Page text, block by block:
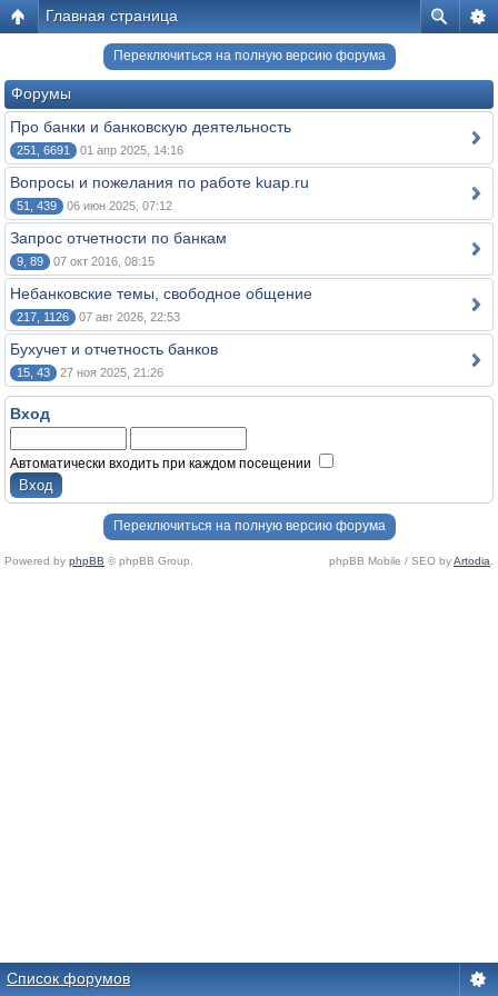
Главная страница
Переключиться на полную версию форума
Форумы
Про банки и банковскую деятельность
251, 6691 01 апр 2025, 14:16
Вопросы и пожелания по работе kuap.ru
51, 439 06 июн 2025, 07:12
Запрос отчетности по банкам
9, 89 07 окт 2016, 08:15
Небанковские темы, свободное общение
217, 1126 07 авг 2026, 22:53
Бухучет и отчетность банков
15, 43 27 ноя 2025, 21:26
Вход
Автоматически входить при каждом посещении
Переключиться на полную версию форума
Powered by phpBB © phpBB Group. phpBB Mobile / SEO byArtodia
Список форумов